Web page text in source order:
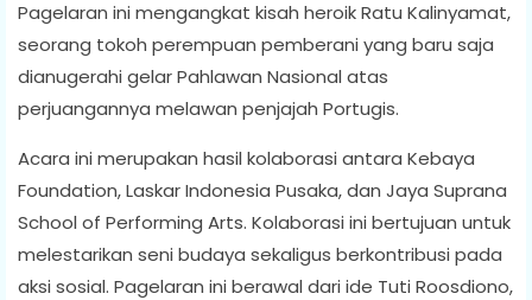
Pagelaran ini mengangkat kisah heroik Ratu Kalinyamat,
seorang tokoh perempuan pemberani yang baru saja
dianugerahi gelar Pahlawan Nasional atas
perjuangannya melawan penjajah Portugis.
Acara ini merupakan hasil kolaborasi antara Kebaya
Foundation, Laskar Indonesia Pusaka, dan Jaya Suprana
School of Performing Arts. Kolaborasi ini bertujuan untuk
melestarikan seni budaya sekaligus berkontribusi pada
aksi sosial. Pagelaran ini berawal dari ide Tuti Roosdiono,